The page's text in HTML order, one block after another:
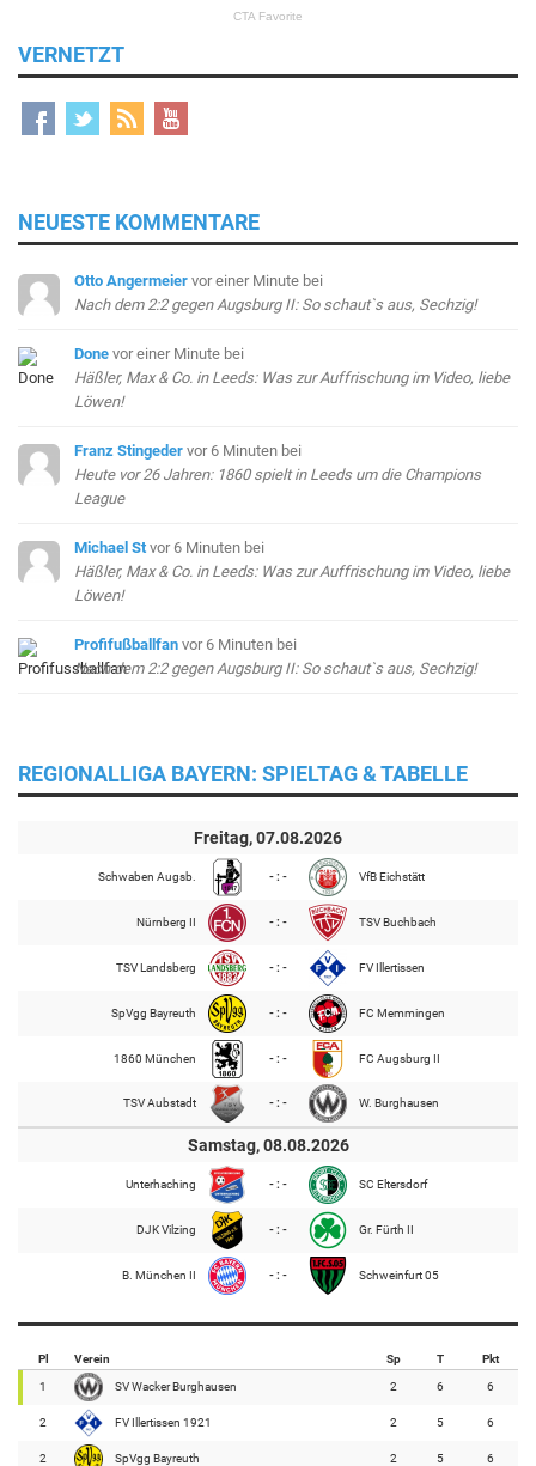
VERNETZT
NEUESTE KOMMENTARE
Otto Angermeier vor einer Minute bei
Nach dem 2:2 gegen Augsburg II: So schaut`s aus, Sechzig!
Done vor einer Minute bei
Häßler, Max & Co. in Leeds: Was zur Auffrischung im Video, liebe
Löwen!
Franz Stingeder vor 6 Minuten bei
Heute vor 26 Jahren: 1860 spielt in Leeds um die Champions
League
Michael St vor 6 Minuten bei
Häßler, Max & Co. in Leeds: Was zur Auffrischung im Video, liebe
Löwen!
Profifußballfan vor 6 Minuten bei
Nach dem 2:2 gegen Augsburg II: So schaut`s aus, Sechzig!
REGIONALLIGA BAYERN: SPIELTAG & TABELLE
Freitag, 07.08.2026
Schwaben Augsb. - : - VfB Eichstätt
Nürnberg II - : - TSV Buchbach
TSV Landsberg - : - FV Illertissen
SpVgg Bayreuth - : - FC Memmingen
1860 München - : - FC Augsburg II
TSV Aubstadt - : - W. Burghausen
Samstag, 08.08.2026
Unterhaching - : - SC Eltersdorf
DJK Vilzing - : - Gr. Fürth II
B. München II - : - Schweinfurt 05
Pl Verein Sp T Pkt
1 SV Wacker Burghausen 2 6 6
2 FV Illertissen 1921 2 5 6
2 SpVgg Bayreuth 2 5 6